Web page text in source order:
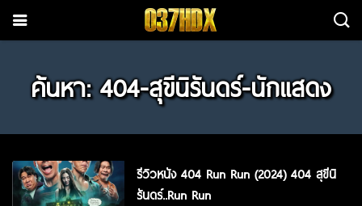
ค้นหา: 404-สุขีนิรันดร์-นักแสดง
รีวิวหนัง 404 Run Run (2024) 404 สุขีนิ
รันดร์..Run Run